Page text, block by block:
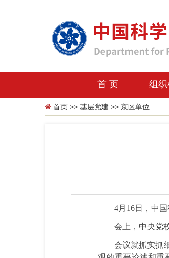
首 页 组
首页 >> 基层党建 >> 京区单位
4月16日，中
会上，中央党
会议就抓实抓